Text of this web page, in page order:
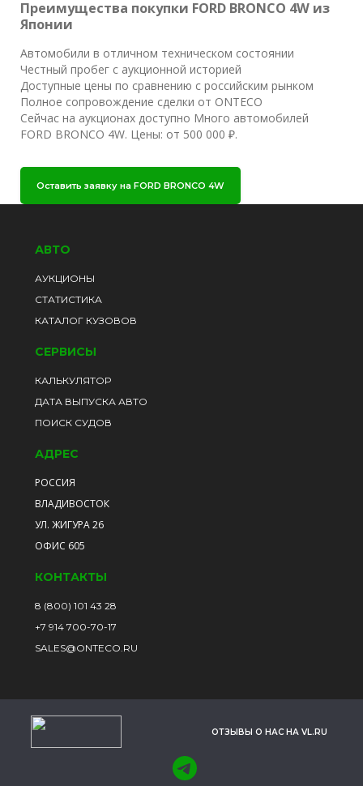
Преимущества покупки FORD BRONCO 4W из
Японии
Автомобили в отличном техническом состоянии
Честный пробег с аукционной историей
Доступные цены по сравнению с российским рынком
Полное сопровождение сделки от ONTECO
Сейчас на аукционах доступно Много автомобилей
FORD BRONCO 4W. Цены: от 500 000 ₽.
Оставить заявку на FORD BRONCO 4W
АВТО
АУКЦИОНЫ
СТАТИСТИКА
КАТАЛОГ КУЗОВОВ
СЕРВИСЫ
КАЛЬКУЛЯТОР
ДАТА ВЫПУСКА АВТО
ПОИСК СУДОВ
АДРЕС
РОССИЯ
ВЛАДИВОСТОК
УЛ. ЖИГУРА 26
ОФИС 605
КОНТАКТЫ
8 (800) 101 43 28
+7 914 700-70-17
SALES@ONTECO.RU
ОТЗЫВЫ О НАС НА VL.RU